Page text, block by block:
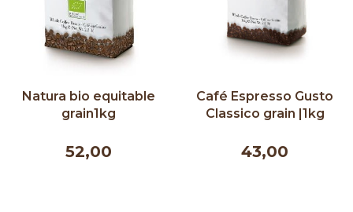
Natura bio equitable
grain1kg
52,00
Café Espresso Gusto
Classico grain |1kg
43,00